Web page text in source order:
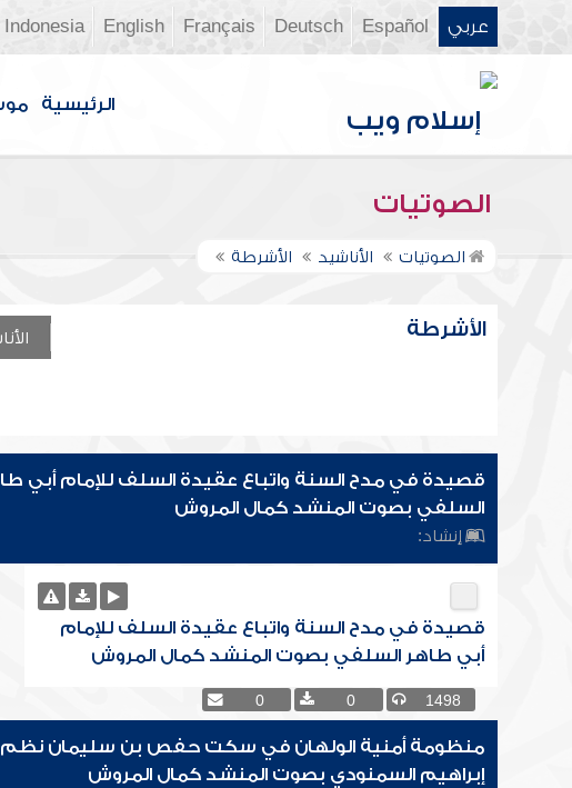
عربي Español
Deutsch
Français
English
Indonesia
الرئيسية
الصوتيات
الصوتيات الأناشيد الأشرطة
الأشرطة
قصيدة في مدح السنة واتباع عقيدة السلف للإمام أبي
السلفي بصوت المنشد كمال المروش
إنشاد:
قصيدة في مدح السنة واتباع عقيدة السلف للإمام
أبي طاهر السلفي بصوت المنشد كمال المروش
1498
0
0
منظومة أمنية الولهان في سكت حفص بن سليمان نظم
إبراهيم السمنودي بصوت المنشد كمال المروش